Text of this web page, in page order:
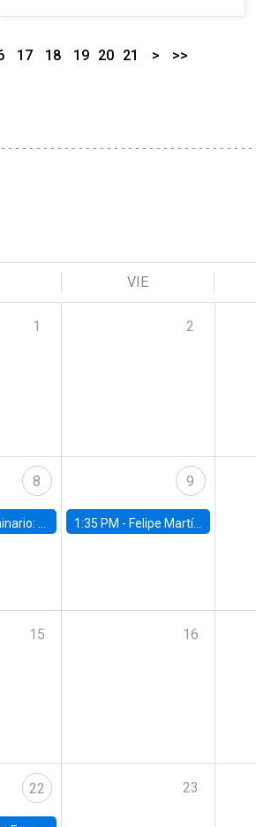
17 18 19 20 21 > >>
VIE
1 2
8
para progresar en la era de la IA»
9
1:35 PM - Felipe Martínez, alumno Doctorado en Economía UC
15 16
22 23